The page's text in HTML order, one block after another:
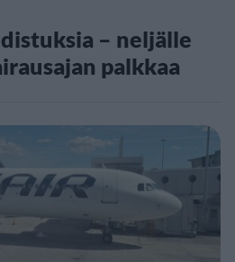
– neljälle
palkkaa